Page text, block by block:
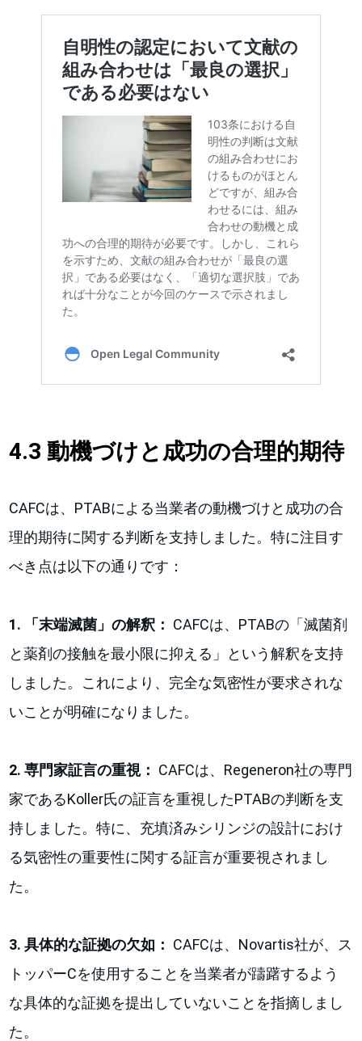
4.3 動機づけと成功の合理的期待
CAFCは、PTABによる当業者の動機づけと成功の合
理的期待に関する判断を支持しました。特に注目す
べき点は以下の通りです：
1. 「末端滅菌」の解釈： CAFCは、PTABの「滅菌剤
と薬剤の接触を最小限に抑える」という解釈を支持
しました。これにより、完全な気密性が要求されな
いことが明確になりました。
2. 専門家証言の重視： CAFCは、Regeneron社の専門
家であるKoller氏の証言を重視したPTABの判断を支
持しました。特に、充填済みシリンジの設計におけ
る気密性の重要性に関する証言が重要視されまし
た。
3. 具体的な証拠の欠如： CAFCは、Novartis社が、ス
トッパーCを使用することを当業者が躊躇するよう
な具体的な証拠を提出していないことを指摘しまし
た。